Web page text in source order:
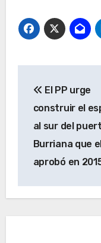
de
entradas
El PP urge
construir el
al sur del
Burriana que
aprobó en